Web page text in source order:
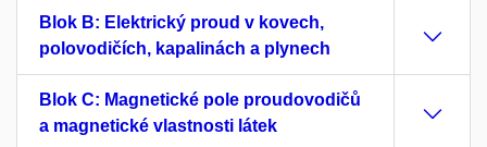
Blok B: Elektrický proud v kovech,
polovodičích, kapalinách a plynech
Blok C: Magnetické pole proudovodičů
a magnetické vlastnosti látek